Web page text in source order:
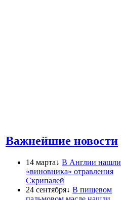
Важнейшие новости
14 марта↓ В Англии нашли
«виновника» отравления
Скрипалей
24 сентября↓ В пищевом